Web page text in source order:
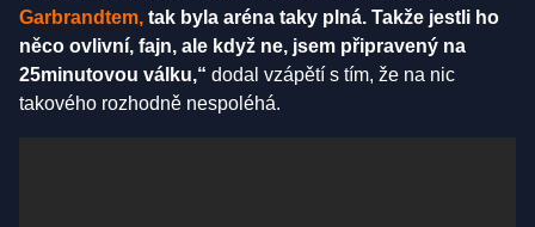
Garbrandtem, tak byla aréna taky plná. Takže jestli ho
něco ovlivní, fajn, ale když ne, jsem připravený na
25minutovou válku,“ dodal vzápětí s tím, že na nic
takového rozhodně nespoléhá.